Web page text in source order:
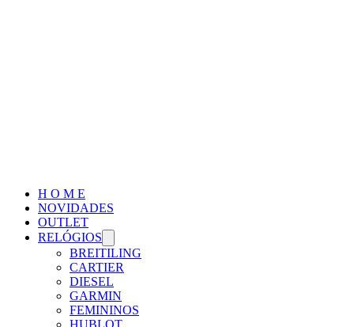
H O M E
NOVIDADES
OUTLET
RELÓGIOS
BREITILING
CARTIER
DIESEL
GARMIN
FEMININOS
HUBLOT